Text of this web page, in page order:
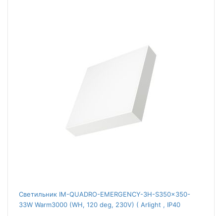
Светильник IM-QUADRO-EMERGENCY-3H-S350x350-
33W Warm3000 (WH, 120 deg, 230V) ( Arlight , IP40